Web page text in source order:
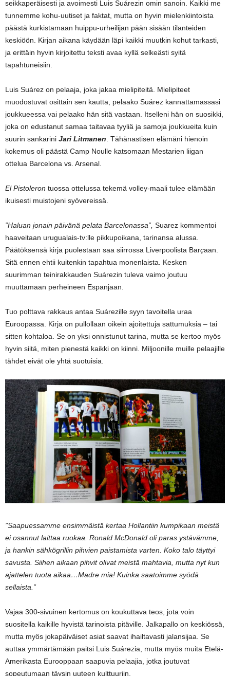
seikkaperäisesti ja avoimesti Luis Suárezin omin sanoin. Kaikki me
tunnemme kohu-uutiset ja faktat, mutta on hyvin mielenkiintoista
päästä kurkistamaan huippu-urheilijan pään sisään tilanteiden
keskiöön. Kirjan aikana käydään läpi kaikki muutkin kohut tarkasti,
ja erittäin hyvin kirjoitettu teksti avaa kyllä selkeästi syitä
tapahtuneisiin.
Luis Suárez on pelaaja, joka jakaa mielipiteitä. Mielipiteet
muodostuvat osittain sen kautta, pelaako Suárez kannattamassasi
joukkueessa vai pelaako hän sitä vastaan. Itselleni hän on suosikki,
joka on edustanut samaa taitavaa tyyliä ja samoja joukkueita kuin
suurin sankarini Jari Litmanen . Tähänastisen elämäni hienoin
kokemus oli päästä Camp Noulle katsomaan Mestarien liigan
ottelua Barcelona vs. Arsenal.
El Pistoleron tuossa ottelussa tekemä volley-maali tulee elämään
ikuisesti muistojeni syövereissä.
”Haluan jonain päivänä pelata Barcelonassa”, Suarez kommentoi
haaveitaan urugualais-tv:lle pikkupoikana, tarinansa alussa.
Päätöksensä kirja puolestaan saa siirrossa Liverpoolista Barçaan.
Sitä ennen ehtii kuitenkin tapahtua monenlaista. Kesken
suurimman teinirakkauden Suárezin tuleva vaimo joutuu
muuttamaan perheineen Espanjaan.
Tuo polttava rakkaus antaa Suárezille syyn tavoitella uraa
Euroopassa. Kirja on pullollaan oikein ajoitettuja sattumuksia – tai
sitten kohtaloa. Se on yksi onnistunut tarina, mutta se kertoo myös
hyvin siitä, miten pienestä kaikki on kiinni. Miljoonille muille pelaajille
tähdet eivät ole yhtä suotuisia.
”Saapuessamme ensimmäistä kertaa Hollantiin kumpikaan meistä
ei osannut laittaa ruokaa. Ronald McDonald oli paras ystävämme,
ja hankin sähkögrillin pihvien paistamista varten. Koko talo täyttyi
savusta. Siihen aikaan pihvit olivat meistä mahtavia, mutta nyt kun
ajattelen tuota aikaa…Madre mia! Kuinka saatoimme syödä
sellaista.”
Vajaa 300-sivuinen kertomus on koukuttava teos, jota voin
suositella kaikille hyvistä tarinoista pitäville. Jalkapallo on keskiössä,
mutta myös jokapäiväiset asiat saavat ihailtavasti jalansijaa. Se
auttaa ymmärtämään paitsi Luis Suárezia, mutta myös muita Etelä-
Amerikasta Eurooppaan saapuvia pelaajia, jotka joutuvat
sopeutumaan täysin uuteen kulttuuriin.